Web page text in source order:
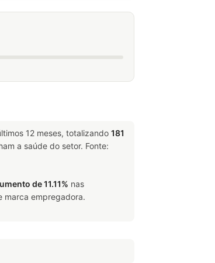
12 meses, totalizando 181
a saúde do setor. Fonte:
de 11.11% nas
marca empregadora.